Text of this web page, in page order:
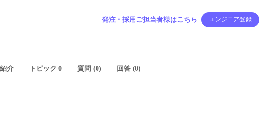
発注・採用ご担当者様はこちら エンジニア登録
介 トピック 0 質問 (0) 回答 (0)